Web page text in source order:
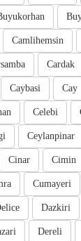
Camlihemsin
Cardak
Cay
Caybasi
Celebi
Ceylanpinar
Cimin
Cinar
Cumayeri
Dazkiri
Dereli